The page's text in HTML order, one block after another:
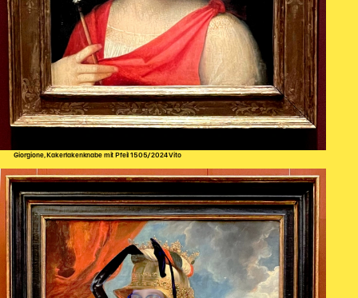
Giorgione, Kakerlakenknabe mit Pfeil 1505/2024 Vito